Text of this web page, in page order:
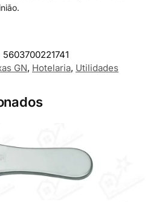
5603700221741
GN, Hotelaria, Utilidades